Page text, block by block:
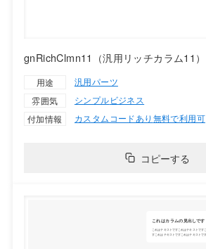
gnRichClmn11（汎用リッチカラム11）
用途
汎用パーツ
雰囲気
シンプルビジネス
付加情報
カスタムコードあり 無料で利用可
コピーする